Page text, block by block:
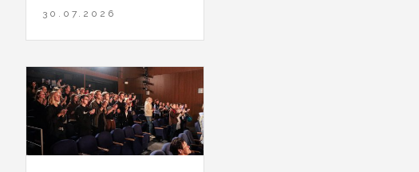
30.07.2026